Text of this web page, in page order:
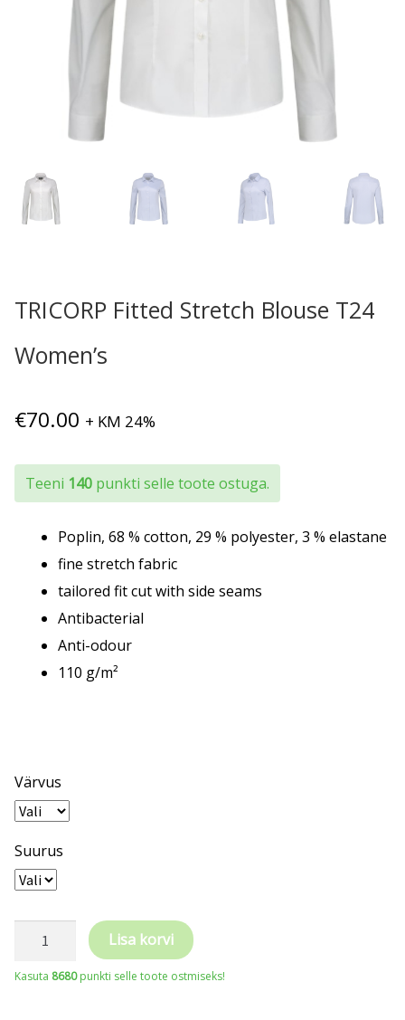
TRICORP Fitted Stretch Blouse T24
Women’s
€70.00 + KM 24%
Teeni 140 punkti selle toote ostuga.
Poplin, 68 % cotton, 29 % polyester, 3 % elastane
fine stretch fabric
tailored fit cut with side seams
Antibacterial
Anti-odour
110 g/m²
Värvus
Suurus
TRICORP
Lisa korvi
Kasuta 8680punkti selle toote ostmiseks!